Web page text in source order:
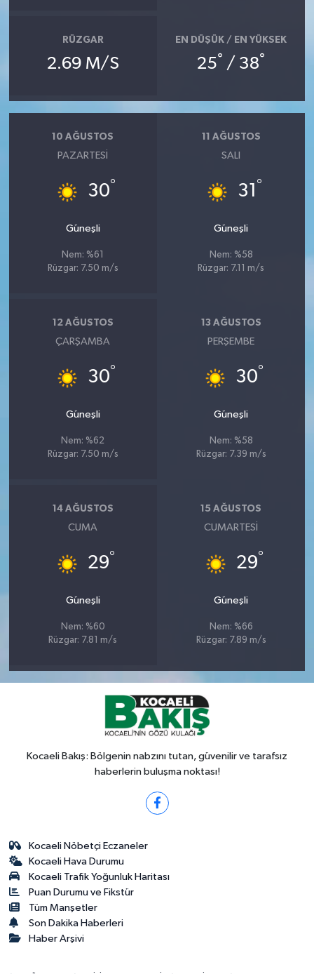
RÜZGAR
2.69 M/S
EN DÜŞÜK / EN YÜKSEK
25° / 38°
10 AĞUSTOS
PAZARTESI
30°
Güneşli
Nem: %61
Rüzgar: 7.50 m/s
11 AĞUSTOS
SALI
31 °
Güneşli
Nem: %58
Rüzgar: 7.11 m/s
12 AĞUSTOS
ÇARŞAMBA
30°
Güneşli
Nem: %62
Rüzgar: 7.50 m/s
13 AĞUSTOS
PERŞEMBE
30°
Güneşli
Nem: %58
Rüzgar: 7.39 m/s
14 AĞUSTOS
CUMA
29°
Güneşli
Nem: %60
Rüzgar: 7.81 m/s
15 AĞUSTOS
CUMARTESI
29°
Güneşli
Nem: %66
Rüzgar: 7.89 m/s
Kocaeli Bakış: Bölgenin nabzını tutan, güvenilir ve tarafsız
haberlerin buluşma noktası!
Kocaeli Nöbetçi Eczaneler
Kocaeli Hava Durumu
Kocaeli Trafik Yoğunluk Haritası
Puan Durumu ve Fikstür
Tüm Manşetler
Son Dakika Haberleri
Haber Arşivi